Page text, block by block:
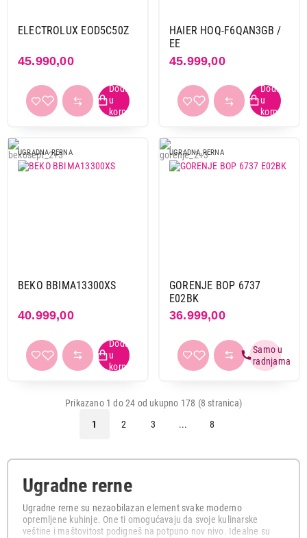
ELECTROLUX EOD5C50Z
45.990,00
HAIER HOQ-F6QAN3GB /
EE
45.999,00
UGRADNA RERNA
BEKO BBIMA13300XS
40.999,00
UGRADNA RERNA
GORENJE BOP 6737
E02BK
36.999,00
Prikazano 1 do 24 od ukupno 178 (8 stranica)
1
2 3 ... 8
Ugradne rerne
Ugradne rerne su nezaobilazan element svake moderno
opremljene kuhinje. One ti omogućavaju da svoje kulinarske
veštine i maštovitost podigneš na potpuno nov nivo. Idealne su